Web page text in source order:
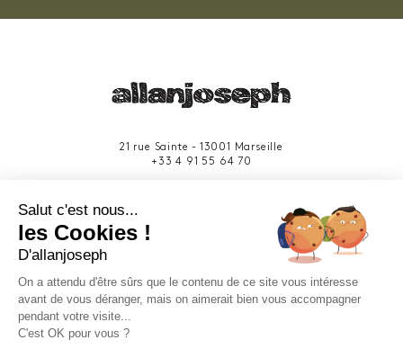
21 rue Sainte - 13001 Marseille
+33 4 91 55 64 70
Provence-Alpes-Côte d'Azur.
Salut c'est nous...
les Cookies !
D'allanjoseph
On a attendu d'être sûrs que le contenu de ce site vous intéresse
avant de vous déranger, mais on aimerait bien vous accompagner
pendant votre visite...
C'est OK pour vous ?